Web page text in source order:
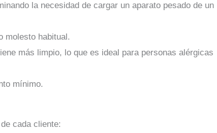
la necesidad de cargar un aparato pesado de un
molesto habitual.
más limpio, lo que es ideal para personas alérgicas
mínimo.
cada cliente: